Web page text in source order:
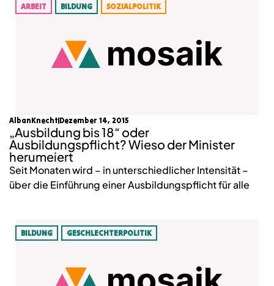
ARBEIT BILDUNG SOZIALPOLITIK
AlbanKnecht Dezember 14, 2015
„Ausbildung bis 18“ oder
Ausbildungspflicht? Wieso der Minister
herumeiert
Seit Monaten wird – in unterschiedlicher Intensität –
über die Einführung einer Ausbildungspflicht für alle
BILDUNG GESCHLECHTERPOLITIK